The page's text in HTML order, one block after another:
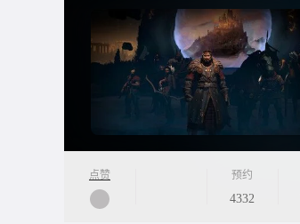
点赞 预约
4332